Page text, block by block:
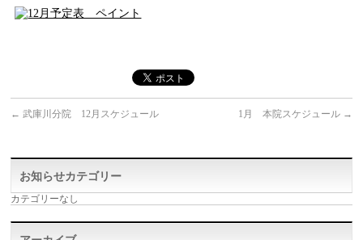
← 武庫川分院 12月スケジュール 1月 本院スケジュール →
お知らせカテゴリー
カテゴリーなし